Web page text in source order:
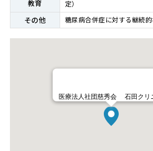
教育
定）
その他 糖尿病合併症に対する継続
医療法人社団慈秀会 石田クリ